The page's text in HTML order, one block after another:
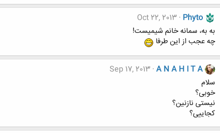
Phyto
Oct 22, 2013
به به، سمانه خانم شیمیست!
چه عجب از این طرفا
A N A H I T A
Sep 17, 2013
سلام
خوبی؟
نیستی نازنین؟
کجاییی؟